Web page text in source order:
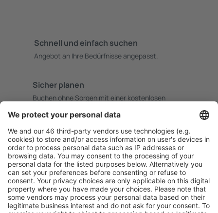
Schnell und einfach suchen
Angebot an Ihre Bedürfnisse angepasst.
Sicher planen
Buchen ohne Sorgen mit einer kostenlosen
Mehr sparen
Attraktive Preise und Spezialangebote für eingeloggte
Benutzer.
Unterkünfte, die Sie mögen
Wählen Sie aus über 1,3 Millionen Unterkünften: Hotels,
Hütten, Apartments und andere.